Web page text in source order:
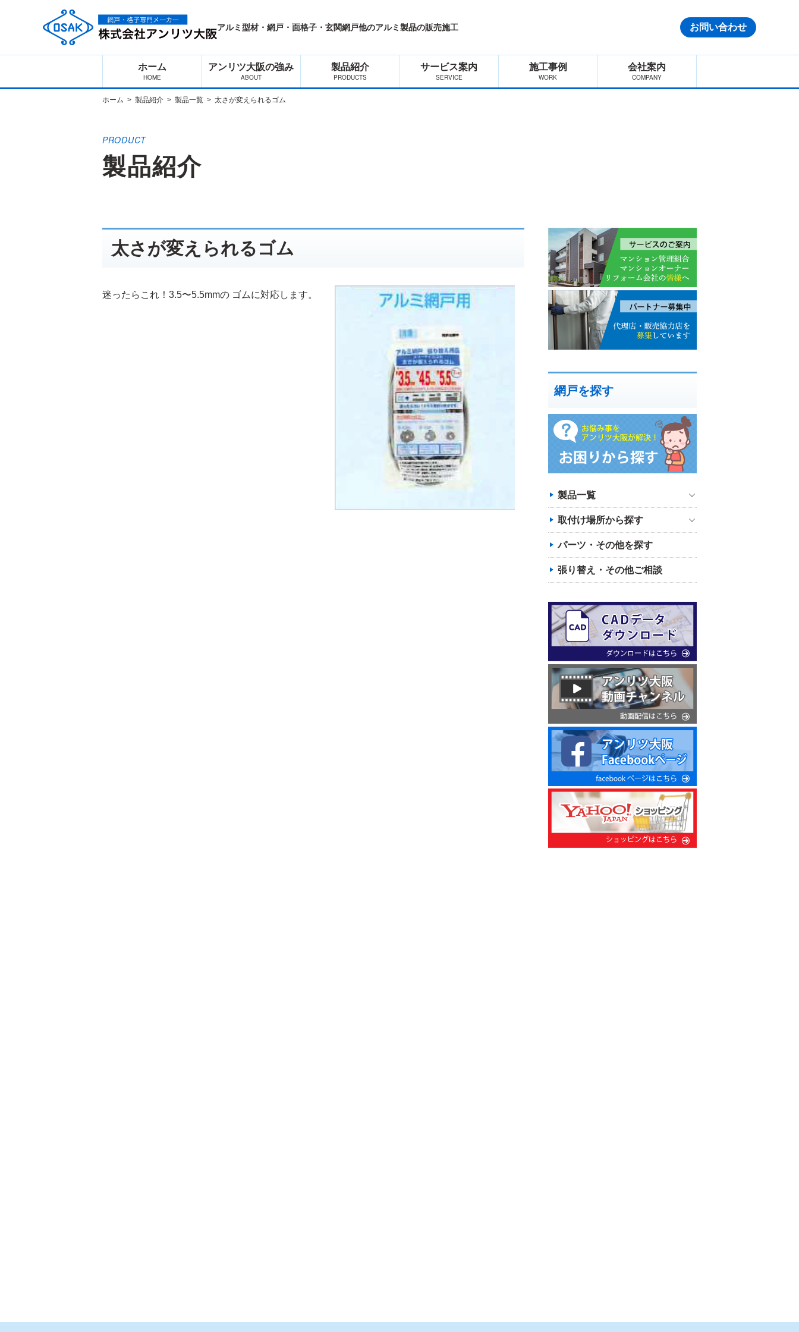
アルミ型材・網戸・面格子・玄関網戸他のアルミ製品の販売施工 お問い合わせ
ホーム アンリツ大阪の強み 製品紹介 サービス案内 施工事例 会社案内
ホーム 製品紹介 製品一覧 太さが変えられるゴム
製品紹介
太さが変えられるゴム
迷ったらこれ！3.5〜5.5mmの ゴムに対応します。
網戸を探す
製品一覧
取付け場所から探す
パーツ・その他を探す
張り替え・その他ご相談